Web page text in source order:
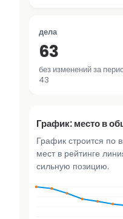
дела
63
без изменений за
43
График: место в
График строится по
мест в рейтинге
сильную позицию.